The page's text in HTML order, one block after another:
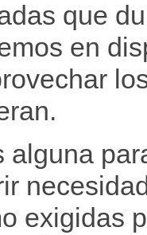
que
en
alguna
exigidas